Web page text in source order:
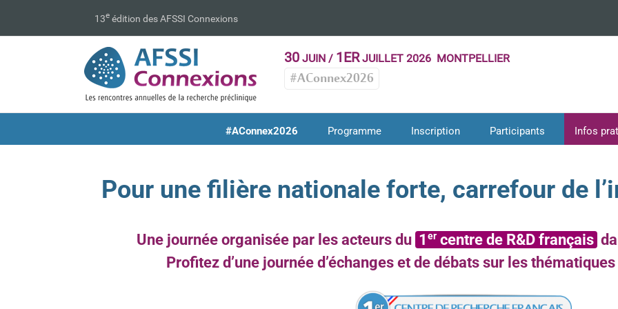
13e édition des AFSSI Connexions
30 JUIN / 1ERJUILLET 2026 MONTPELLIER
#AConnex2026
#AConnex2026 Programme Inscription Participants Infos
Pour une filière nationale forte, carrefour de
Une journée organisée par les acteurs du 1 er centre de R&D français
Profitez d’une journée d’échanges et de débats sur les